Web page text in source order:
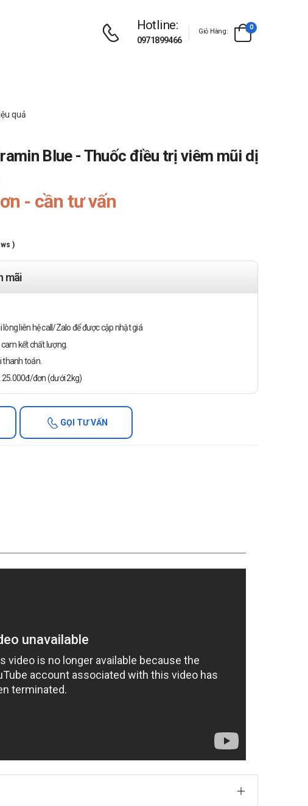
Hotline:
0971899466
Giỏ Hàng:
0
quả
Blue - Thuốc điều trị viêm mũi dị
- cần tư vấn
)
mãi
lòng liên hệ call/Zalo để được cập nhật giá
kết chất lượng.
thanh toán.
25.000đ/đơn (dưới 2kg)
GỌI TƯ VẤN